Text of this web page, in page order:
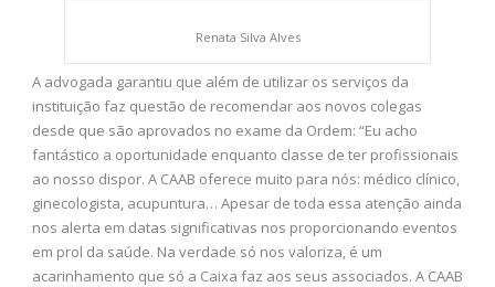
Renata Silva Alves
A advogada garantiu que além de utilizar os serviços da
instituição faz questão de recomendar aos novos colegas
desde que são aprovados no exame da Ordem: “Eu acho
fantástico a oportunidade enquanto classe de ter profissionais
ao nosso dispor. A CAAB oferece muito para nós: médico clínico,
ginecologista, acupuntura… Apesar de toda essa atenção ainda
nos alerta em datas significativas nos proporcionando eventos
em prol da saúde. Na verdade só nos valoriza, é um
acarinhamento que só a Caixa faz aos seus associados. A CAAB